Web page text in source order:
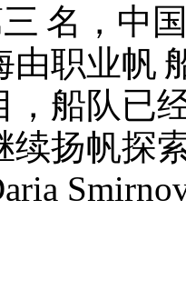
名，中
由职业帆
，船队已
续扬帆探